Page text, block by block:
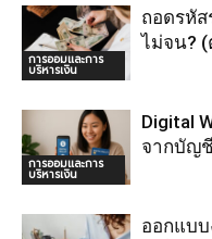
การออมและการ
บริหารเงิน
ถอดรหัส
ไม่จน?
การออมและการ
บริหารเงิน
Digital
จากบัญ
ออกแบ